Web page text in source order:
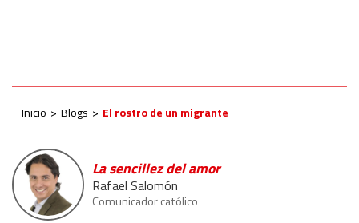
Inicio Blogs El rostro de un migrante
La sencillez del amor
Rafael Salomón
Comunicador católico